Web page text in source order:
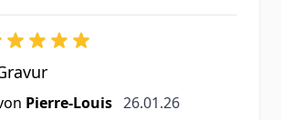
Pierre-Louis 26. Januar 2026
26.01.26